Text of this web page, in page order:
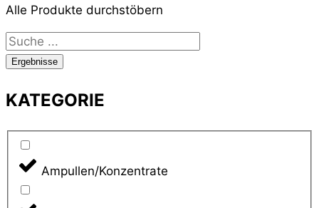
Alle Produkte durchstöbern
Search
...Ergebnisse
KATEGORIE
Ampullen/Konzentrate